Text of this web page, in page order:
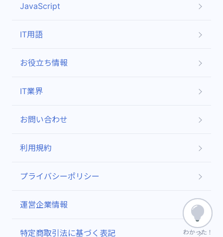
わかった！
わかった！
JavaScript
IT用語
お役立ち情報
IT業界
お問い合わせ
利用規約
プライバシーポリシー
運営企業情報
特定商取引法に基づく表記